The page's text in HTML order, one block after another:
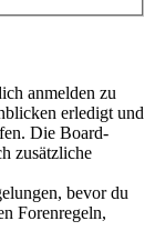
anmelden zu
erledigt und
Die Board-
zusätzliche
bevor du
Forenregeln,